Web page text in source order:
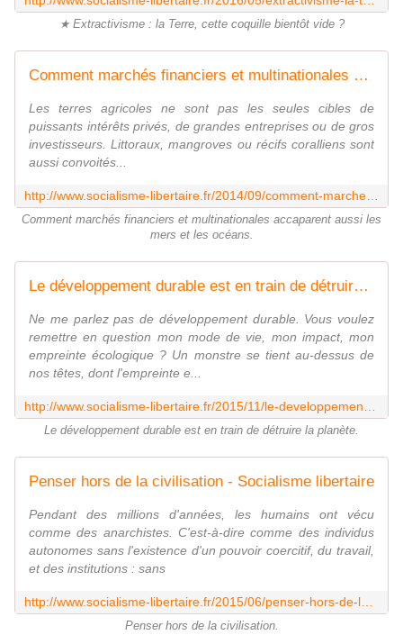
★ Extractivisme : la Terre, cette coquille bientôt vide ?
Comment marchés financiers et multinationales accaparent aussi les mers et les océans - Socialisme libertaire
Les terres agricoles ne sont pas les seules cibles de
puissants intérêts privés, de grandes entreprises ou de gros
investisseurs. Littoraux, mangroves ou récifs coralliens sont
aussi convoités...
Comment marchés financiers et multinationales accaparent aussi les
mers et les océans.
Le développement durable est en train de détruire la planète - Socialisme libertaire
Ne me parlez pas de développement durable. Vous voulez
remettre en question mon mode de vie, mon impact, mon
empreinte écologique ? Un monstre se tient au-dessus de
nos têtes, dont l'empreinte e...
Le développement durable est en train de détruire la planète.
Penser hors de la civilisation - Socialisme libertaire
Pendant des millions d'années, les humains ont vécu
comme des anarchistes. C'est-à-dire comme des individus
autonomes sans l'existence d'un pouvoir coercitif, du travail,
et des institutions : sans
Penser hors de la civilisation.